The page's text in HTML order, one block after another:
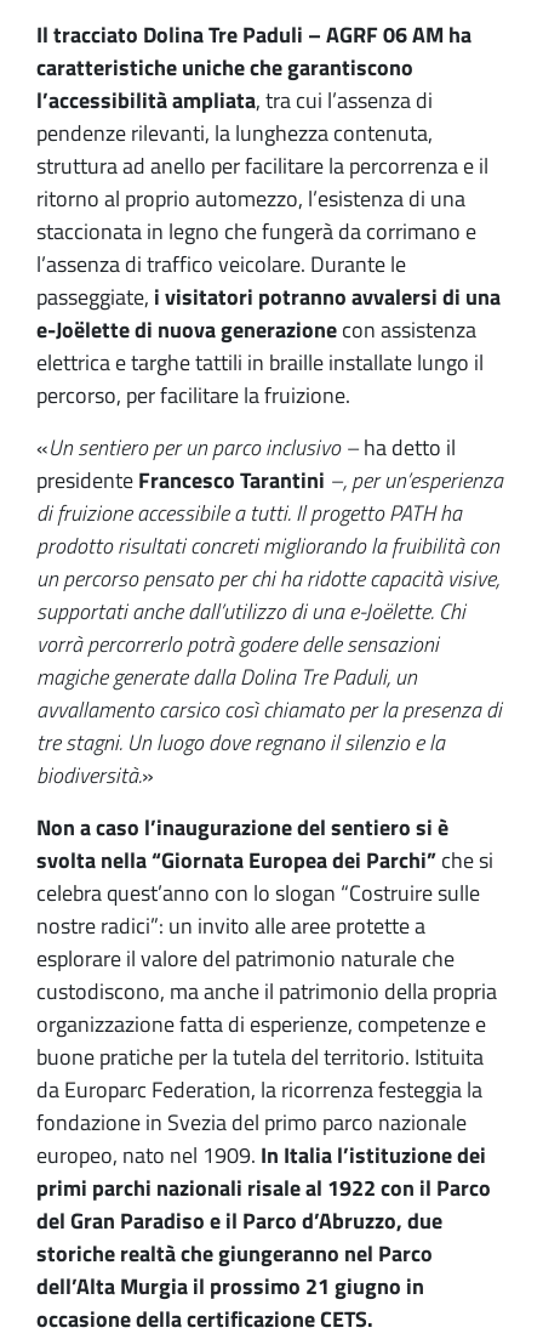
Il tracciato Dolina Tre Paduli – AGRF 06 AM ha
caratteristiche uniche che garantiscono
l’accessibilità ampliata, tra cui l’assenza di
pendenze rilevanti, la lunghezza contenuta,
struttura ad anello per facilitare la percorrenza e il
ritorno al proprio automezzo, l’esistenza di una
staccionata in legno che fungerà da corrimano e
l’assenza di traffico veicolare. Durante le
passeggiate, i visitatori potranno avvalersi di una
e-Joëlettedi nuova generazionecon assistenza
elettrica e targhe tattili in braille installate lungo il
percorso, per facilitare la fruizione.
«Un sentiero per un parco inclusivo –ha detto il
presidenteFrancesco Tarantini –, per un’esperienza
di fruizione accessibile a tutti. Il progetto PATH ha
prodotto risultati concreti migliorando la fruibilità con
un percorso pensato per chi ha ridotte capacità visive,
supportati anche dall’utilizzo di una e-Joëlette. Chi
vorrà percorrerlo potrà godere delle sensazioni
magiche generate dalla Dolina Tre Paduli, un
avvallamento carsico così chiamato per la presenza di
tre stagni. Un luogo dove regnano il silenzio e la
biodiversità.»
Non a caso l’inaugurazione del sentiero si è
svolta nella “Giornata Europea dei Parchi”che si
celebra quest’anno con lo slogan “Costruire sulle
nostre radici”: un invito alle aree protette a
esplorare il valore del patrimonio naturale che
custodiscono, ma anche il patrimonio della propria
organizzazione fatta di esperienze, competenze e
buone pratiche per la tutela del territorio. Istituita
da Europarc Federation, la ricorrenza festeggia la
fondazione in Svezia del primo parco nazionale
europeo, nato nel 1909. In Italia l’istituzione dei
primi parchi nazionali risale al 1922 con il Parco
del Gran Paradiso e il Parco d’Abruzzo, due
storiche realtà che giungeranno nel Parco
dell’Alta Murgia il prossimo 21 giugno in
occasione della certificazione CETS.